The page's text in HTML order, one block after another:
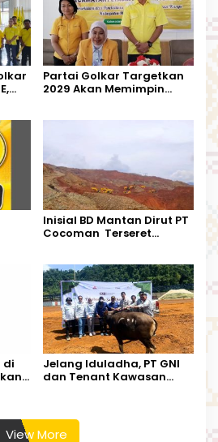
Partai Golkar Targetkan
2029 Akan Memimpin
Inisial BD Mantan Dirut PT
Cocoman Terseret
Kalimantan Barat
di
Jelang Iduladha, PT GNI
dan Tenant Kawasan
View More